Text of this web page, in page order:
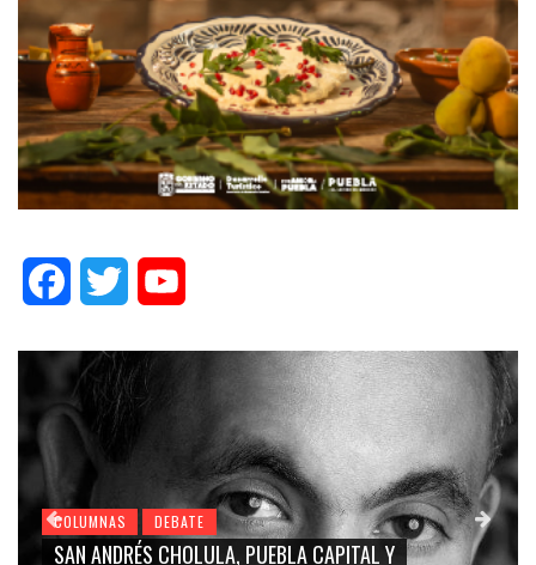
FacebookTwitter
COLUMNAS DEBATE
SAN ANDRÉS CHOLULA, PUEBLA CAPITAL Y